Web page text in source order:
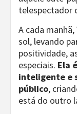
telespectador
A cada
sol, levando
positividade,
especiais. Ela
inteligente e
público,
está do outro